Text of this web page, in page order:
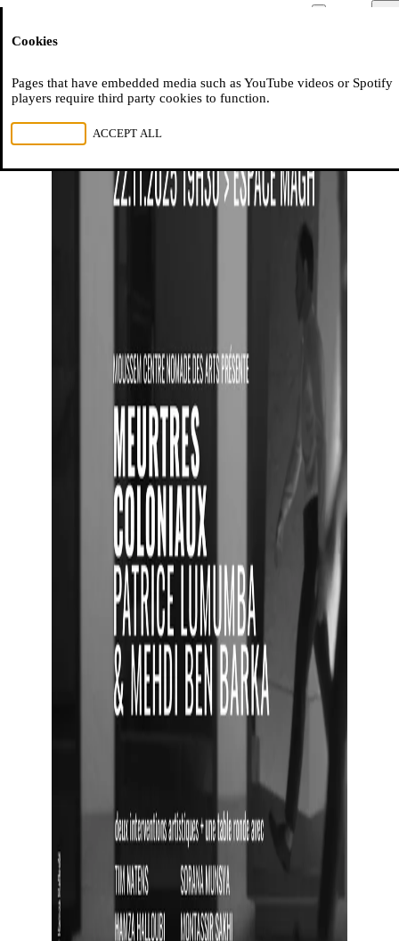
Cookies
Pages that have embedded media such as YouTube videos or Spotify
players require third party cookies to function.
ACCEPT ALL